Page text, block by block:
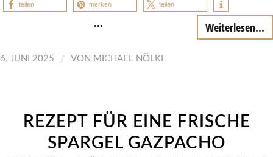
teilen merken teilen
… Weiterlesen...
6. JUNI 2025 / VON MICHAEL NÖLKE
REZEPT FÜR EINE FRISCHE
SPARGEL GAZPACHO